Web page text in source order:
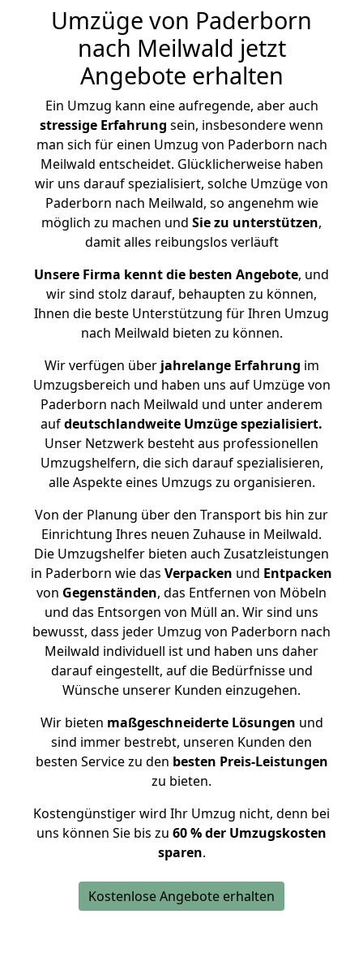
Umzüge von Paderborn
nach Meilwald jetzt
Angebote erhalten
Ein Umzug kann eine aufregende, aber auch
stressige Erfahrung sein, insbesondere wenn
man sich für einen Umzug von Paderborn nach
Meilwald entscheidet. Glücklicherweise haben
wir uns darauf spezialisiert, solche Umzüge von
Paderborn nach Meilwald, so angenehm wie
möglich zu machen und Sie zu unterstützen,
damit alles reibungslos verläuft
Unsere Firma kennt die besten Angebote, und
wir sind stolz darauf, behaupten zu können,
Ihnen die beste Unterstützung für Ihren Umzug
nach Meilwald bieten zu können.
Wir verfügen überjahrelange Erfahrung im
Umzugsbereich und haben uns auf Umzüge von
Paderborn nach Meilwald und unter anderem
aufdeutschlandweite Umzüge spezialisiert.
Unser Netzwerk besteht aus professionellen
Umzugshelfern, die sich darauf spezialisieren,
alle Aspekte eines Umzugs zu organisieren.
Von der Planung über den Transport bis hin zur
Einrichtung Ihres neuen Zuhause in Meilwald.
Die Umzugshelfer bieten auch Zusatzleistungen
in Paderborn wie das Verpacken und Entpacken
von Gegenständen, das Entfernen von Möbeln
und das Entsorgen von Müll an. Wir sind uns
bewusst, dass jeder Umzug von Paderborn nach
Meilwald individuell ist und haben uns daher
darauf eingestellt, auf die Bedürfnisse und
Wünsche unserer Kunden einzugehen.
Wir bieten maßgeschneiderte Lösungen und
sind immer bestrebt, unseren Kunden den
besten Service zu den besten Preis-Leistungen
zu bieten.
Kostengünstiger wird Ihr Umzug nicht, denn bei
uns können Sie bis zu 60 % der Umzugskosten
sparen.
Kostenlose Angebote erhalten